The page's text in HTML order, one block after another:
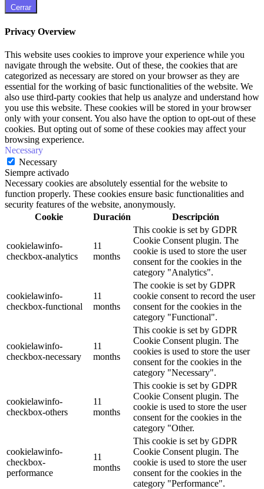
Cerrar
Privacy Overview
This website uses cookies to improve your experience while you
navigate through the website. Out of these, the cookies that are
categorized as necessary are stored on your browser as they are
essential for the working of basic functionalities of the website. We
also use third-party cookies that help us analyze and understand how
you use this website. These cookies will be stored in your browser
only with your consent. You also have the option to opt-out of these
cookies. But opting out of some of these cookies may affect your
browsing experience.
Necessary
Necessary
Siempre activado
Necessary cookies are absolutely essential for the website to
function properly. These cookies ensure basic functionalities and
security features of the website, anonymously.
Cookie
Duración Descripción
cookielawinfo-
checkbox-analytics
11
months
This cookie is set by GDPR
Cookie Consent plugin. The
cookie is used to store the user
consent for the cookies in the
category "Analytics".
cookielawinfo-
checkbox-functional
11
months
The cookie is set by GDPR
cookie consent to record the user
consent for the cookies in the
category "Functional".
cookielawinfo-
checkbox-necessary
11
months
This cookie is set by GDPR
Cookie Consent plugin. The
cookies is used to store the user
consent for the cookies in the
category "Necessary".
cookielawinfo-
checkbox-others
11
months
This cookie is set by GDPR
Cookie Consent plugin. The
cookie is used to store the user
consent for the cookies in the
category "Other.
cookielawinfo-
checkbox-
performance
11
months
This cookie is set by GDPR
Cookie Consent plugin. The
cookie is used to store the user
consent for the cookies in the
category "Performance".